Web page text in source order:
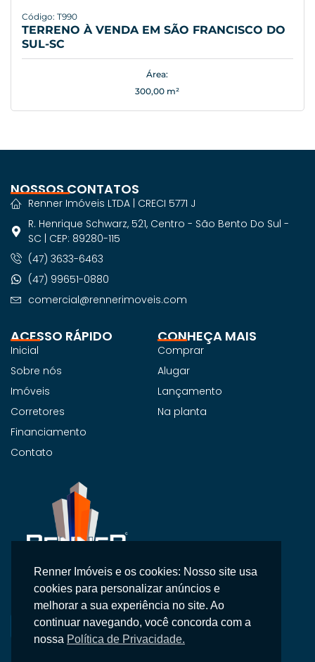
Código: T990
TERRENO À VENDA EM SÃO FRANCISCO DO
SUL-SC
Área:
300,00 m²
Na Renner Imobiliária, não vendemos apenas imóveis,
entregamos segurança, confiança e um atendimento
personalizado.
ACESSO RÁPIDO
Inicial
Sobre nós
Imóveis
Corretores
Financiamento
Contato
CONHEÇA MAIS
Comprar
Alugar
Lançamento
Na planta
NOSSOS CONTATOS
Renner Imóveis LTDA | CRECI 5771 J
R. Henrique Schwarz, 521, Centro - São Bento Do Sul -
SC | CEP: 89280-115
(47) 3633-6463
(47) 99651-0880
comercial@rennerimoveis.com
Renner Imóveis e os cookies: Nosso site usa
cookies para personalizar anúncios e
melhorar a sua experiência no site. Ao
continuar navegando, você concorda com a
nossa Política de Privacidade.